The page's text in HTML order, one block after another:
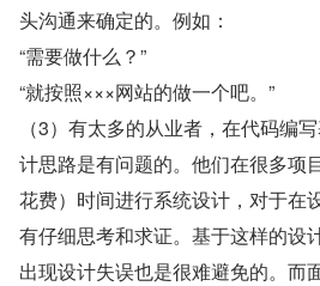
头沟通来确定的。例如：
“需要做什么？”
“就按照×××网站的做一个吧。”
（3）有太多的从业者，在代码编
计思路是有问题的。他们在很多项
花费）时间进行系统设计，对于在
有仔细思考和求证。基于这样的设
出现设计失误也是很难避免的。而